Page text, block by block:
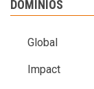
DOMINIOS
Global
Impact